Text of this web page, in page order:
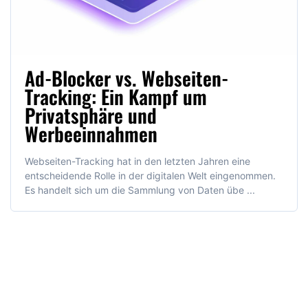
Ad-Blocker vs. Webseiten-
Tracking: Ein Kampf um
Privatsphäre und
Werbeeinnahmen
Webseiten-Tracking hat in den letzten Jahren eine
entscheidende Rolle in der digitalen Welt eingenommen.
Es handelt sich um die Sammlung von Daten übe ...